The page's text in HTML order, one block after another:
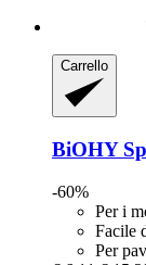
Carrello
BiOHY
-60%
Per i
Facile
Per